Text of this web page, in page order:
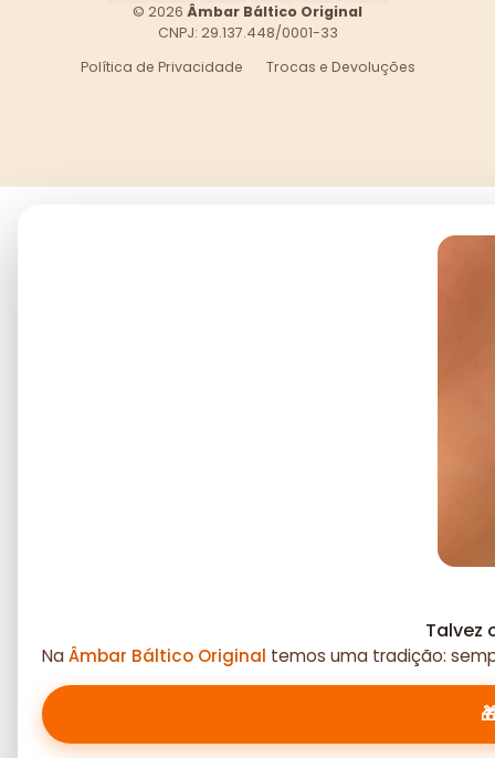
© 2026 Âmbar Báltico Original
CNPJ: 29.137.448/0001-33
Política de Privacidade
Trocas e Devoluções
Talvez
NaÂmbar Báltico Original temos uma tradição: